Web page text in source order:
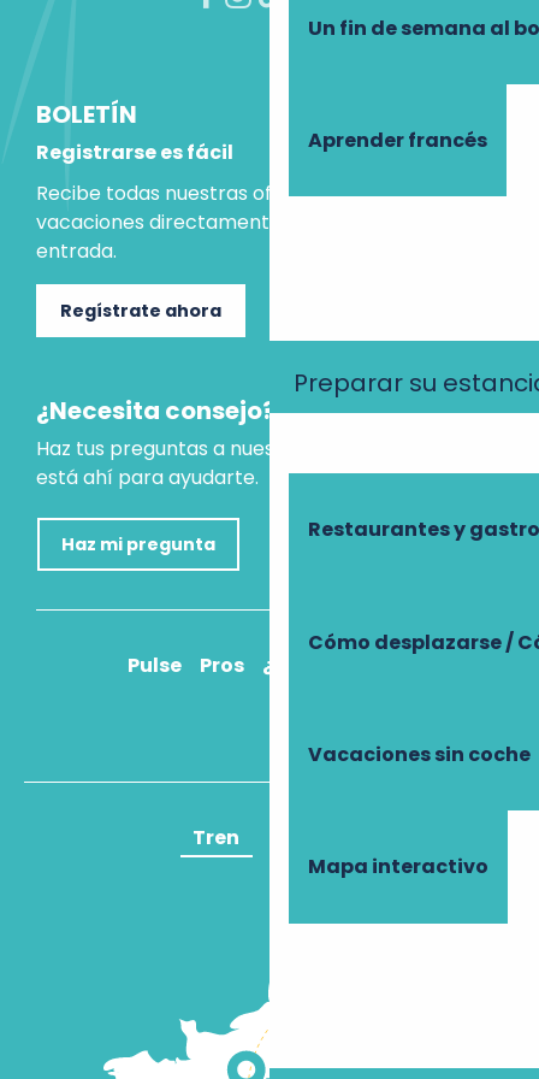
Un fin de semana al
Aprender francés
Preparar su
Restaurantes y
Cómo desplazarse /
Vacaciones sin coche
Mapa interactivo
BOLETÍN
Registrarse es fácil
Recibe todas nuestras ofertas e ideas para las
vacaciones directamente en tu bandeja de
entrada.
Regístrate ahora
¿Necesita consejo?
Haz tus preguntas a nuestro asistente virtual, que
está ahí para ayudarte.
Haz mi pregunta
Pulse Pros ¿Cómo llegar?
Tren